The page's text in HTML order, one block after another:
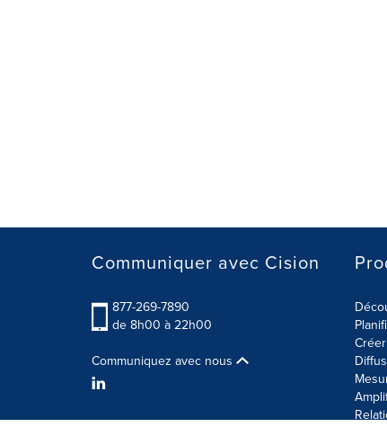
Communiquer avec Cision
877-269-7890
de 8h00 à 22h00
Communiquez avec nous